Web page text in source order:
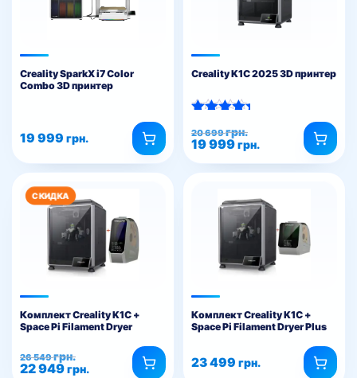
Creality SparkX i7 Color
Combo 3D принтер
19 999 грн.
Creality K1C 2025 3D принтер
5.00
из 5
20 699грн.
Первоначальная
цена
20
19 999грн.
Текущая
цена:
999 грн..
Комплект Creality K1C +
Space Pi Filament Dryer
26 549грн.
Первоначальная
цена
22 949грн.
Текущая
цена:
Комплект Creality K1C +
Space Pi Filament Dryer Plus
23 499 грн.